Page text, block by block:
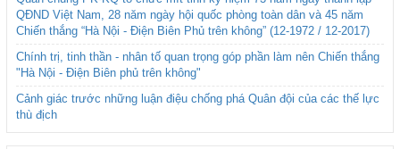
QĐND Việt Nam, 28 năm ngày hội quốc phòng toàn dân và 45 năm
Chiến thắng “Hà Nội - Điện Biên Phủ trên không” (12-1972 / 12-2017)
Chính trị, tinh thần - nhân tố quan trọng góp phần làm nên Chiến thắng
"Hà Nội - Điện Biên phủ trên không"
Cảnh giác trước những luận điệu chống phá Quân đội của các thế lực
thù địch